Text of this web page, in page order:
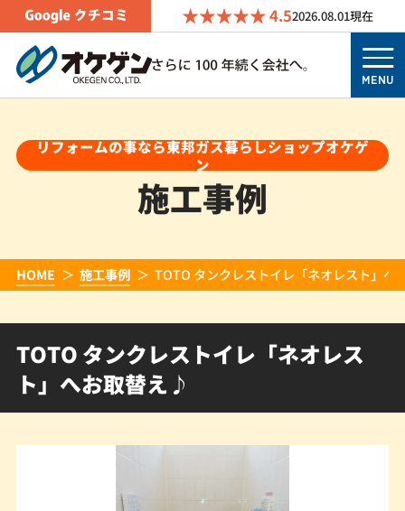
4.52026.08.01現在
MENU
リフォームの事なら東邦ガス暮らしショップオケゲ
ン
施工事例
HOME 施工事例 TOTO タンクレストイレ「ネオレスト」へ
TOTO タンクレストイレ「ネオレス
ト」へお取替え♪